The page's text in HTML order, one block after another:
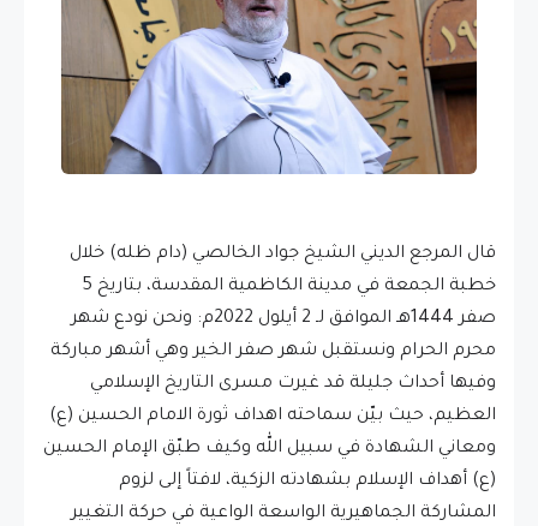
قال المرجع الديني الشيخ جواد الخالصي (دام ظله) خلال
خطبة الجمعة في مدينة الكاظمية المقدسة، بتاريخ 5
صفر 1444هـ الموافق لـ 2 أيلول 2022م: ونحن نودع شهر
محرم الحرام ونستقبل شهر صفر الخير وهي أشهر مباركة
وفيها أحداث جليلة قد غيرت مسرى التاريخ الإسلامي
العظيم، حيث بيّن سماحته اهداف ثورة الامام الحسين (ع)
ومعاني الشهادة في سبيل الله وكيف طبّق الإمام الحسين
(ع) أهداف الإسلام بشهادته الزكية، لافتاً إلى لزوم
المشاركة الجماهيرية الواسعة الواعية في حركة التغيير